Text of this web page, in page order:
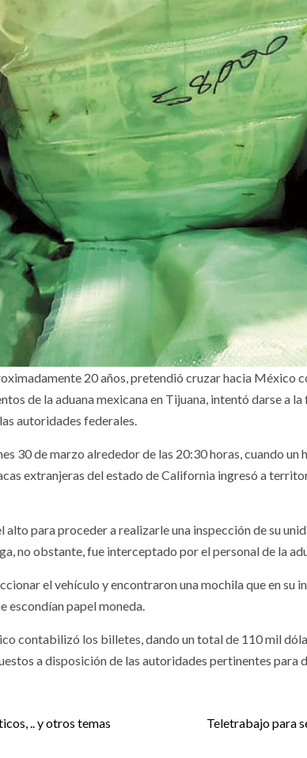
20 años, pretendió cruzar hacia México
de la aduana mexicana en Tijuana, intentó darse a
autoridades federales.
30 de marzo alrededor de las 20:30 horas, cuando
extranjeras del estado de California ingresó a
alto para proceder a realizarle una inspección de su
no obstante, fue interceptado por el personal de la
el vehículo y encontraron una mochila que en su
escondían papel moneda.
contabilizó los billetes, dando un total de 110 mil
a disposición de las autoridades pertinentes para
.. y otros temas
Teletrabajo para